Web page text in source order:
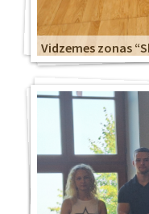
Vidzemes zonas